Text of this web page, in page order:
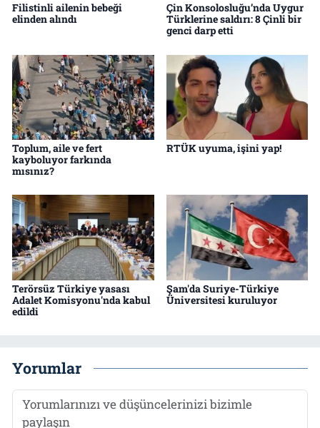
Filistinli ailenin bebeği
elinden alındı
Çin Konsolosluğu’nda Uygur
Türklerine saldırı: 8 Çinli bir
genci darp etti
Toplum, aile ve fert
kayboluyor farkında
mısınız?
RTÜK uyuma, işini yap!
Terörsüz Türkiye yasası
Adalet Komisyonu'nda kabul
edildi
Şam'da Suriye-Türkiye
Üniversitesi kuruluyor
Yorumlar